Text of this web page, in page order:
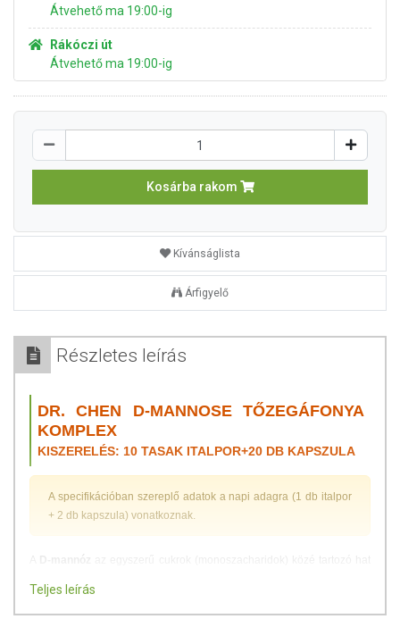
Átvehető ma 19:00-ig
Rákóczi út
Átvehető ma 19:00-ig
Kosárba rakom
Kívánságlista
Árfigyelő
Részletes leírás
DR. CHEN D-MANNOSE TŐZEGÁFONYA
KOMPLEX
KISZERELÉS: 10 TASAK ITALPOR+20 DB KAPSZULA
A specifikációban szereplő adatok a napi adagra (1 db italpor
+ 2 db kapszula) vonatkoznak.
D-mannóz
mézben és bizonyos gombák sejtfalában. A szervezetben nem okoz
vércukorszint emelkedést. Hatékony segítséget nyújthat a húgyúti
Teljes leírás